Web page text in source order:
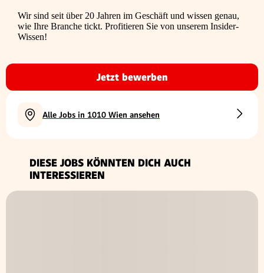
Wir sind seit über 20 Jahren im Geschäft und wissen genau,
wie Ihre Branche tickt. Profitieren Sie von unserem Insider-
Wissen!
Jetzt bewerben
Alle Jobs in 1010 Wien ansehen
DIESE JOBS KÖNNTEN DICH AUCH
INTERESSIEREN